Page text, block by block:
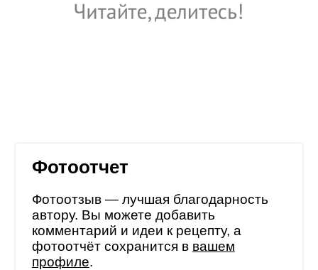
Фотоотчет
Фотоотзыв — лучшая благодарность
автору. Вы можете добавить
комментарий и идеи к рецепту, а
фотоотчёт сохранится в вашем
профиле.